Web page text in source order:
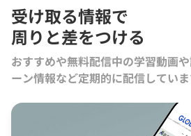
受け取る情報で
周りと差をつける
おすすめや無料配信中の学習動画
ーン情報など定期的に配信していま